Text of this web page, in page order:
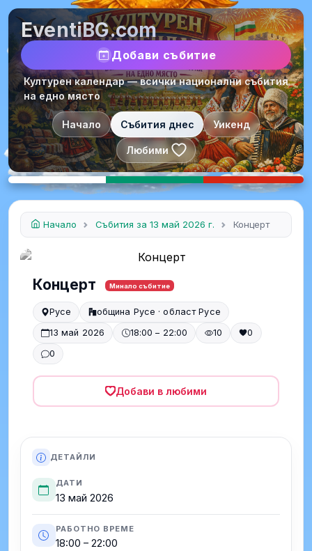
EventiBG.com
Добави събитие
Културен календар — всички национални събития
на едно място
Начало Събития днес Уикенд
Любими
Начало Събития за 13 май 2026 г. Концерт
Концерт Минало събитие
Русе
община Русе · област Русе
13 май 2026
18:00 – 22:00 10
0
0
Добави в любими
ДЕТАЙЛИ
ДАТИ
13 май 2026
РАБОТНО ВРЕМЕ
18:00 – 22:00